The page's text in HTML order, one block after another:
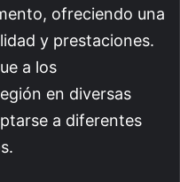
ofreciendo una
y prestaciones.
a los
en diversas
a diferentes